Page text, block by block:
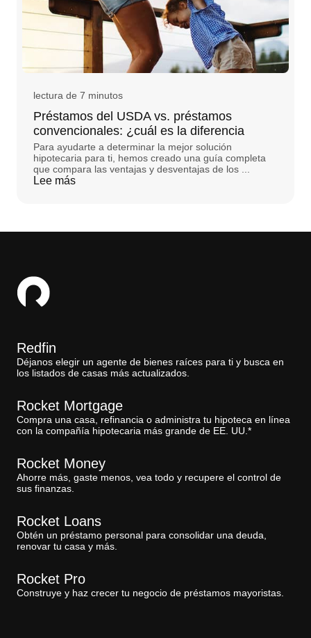
lectura de 7 minutos
Préstamos del USDA vs. préstamos
convencionales: ¿cuál es la diferencia
Para ayudarte a determinar la mejor solución
hipotecaria para ti, hemos creado una guía completa
que compara las ventajas y desventajas de los ...
Lee más
Redfin
Déjanos elegir un agente de bienes raíces para ti y busca en
los listados de casas más actualizados.
Rocket Mortgage
Compra una casa, refinancia o administra tu hipoteca en línea
con la compañía hipotecaria más grande de EE. UU.*
Rocket Money
Ahorre más, gaste menos, vea todo y recupere el control de
sus finanzas.
Rocket Loans
Obtén un préstamo personal para consolidar una deuda,
renovar tu casa y más.
Rocket Pro
Construye y haz crecer tu negocio de préstamos mayoristas.